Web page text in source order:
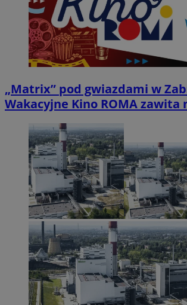
„Matrix” pod gwiazdami w
Wakacyjne Kino ROMA zawita